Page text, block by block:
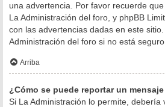
una advertencia. Por favor recuerde
La Administración del foro, y phpBB
con las advertencias dadas en este
Administración del foro si no está
Arriba
¿Cómo se puede reportar un
Si La Administración lo permite, debería